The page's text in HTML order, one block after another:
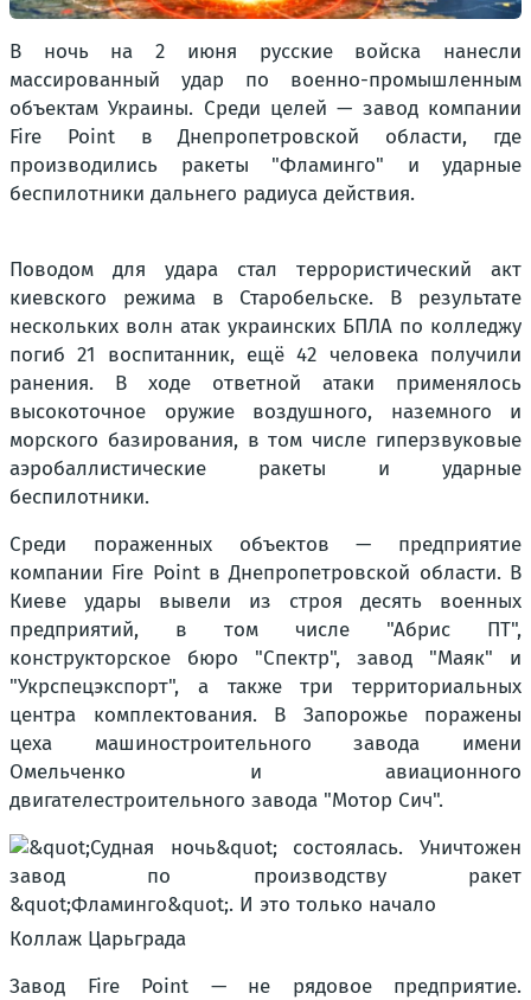
В ночь на 2 июня русские войска нанесли
массированный удар по военно-промышленным
объектам Украины. Среди целей — завод компании
Fire Point в Днепропетровской области, где
производились ракеты "Фламинго" и ударные
беспилотники дальнего радиуса действия.
Поводом для удара стал террористический акт
киевского режима в Старобельске. В результате
нескольких волн атак украинских БПЛА по колледжу
погиб 21 воспитанник, ещё 42 человека получили
ранения. В ходе ответной атаки применялось
высокоточное оружие воздушного, наземного и
морского базирования, в том числе гиперзвуковые
аэробаллистические ракеты и ударные
беспилотники.
Среди пораженных объектов — предприятие
компании Fire Point в Днепропетровской области. В
Киеве удары вывели из строя десять военных
предприятий, в том числе "Абрис ПТ",
конструкторское бюро "Спектр", завод "Маяк" и
"Укрспецэкспорт", а также три территориальных
центра комплектования. В Запорожье поражены
цеха машиностроительного завода имени
Омельченко и авиационного
двигателестроительного завода "Мотор Сич".
Коллаж Царьграда
Завод Fire Point — не рядовое предприятие.